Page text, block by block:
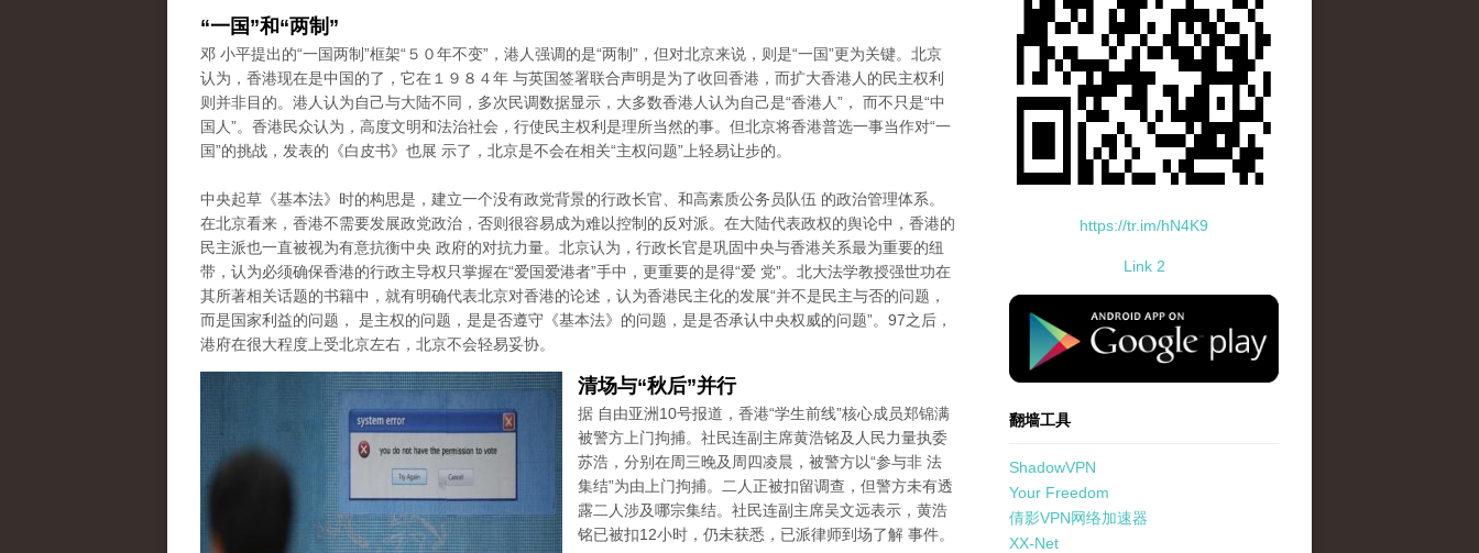
“一国”和“两制”
邓 小平提出的“一国两制”框架“５０年不变”，港人强调的是“两制”，但对北京来说，则是“一国”更为关键。北京
认为，香港现在是中国的了，它在１９８４年 与英国签署联合声明是为了收回香港，而扩大香港人的民主权利
则并非目的。港人认为自己与大陆不同，多次民调数据显示，大多数香港人认为自己是“香港人”， 而不只是“中
国人”。香港民众认为，高度文明和法治社会，行使民主权利是理所当然的事。但北京将香港普选一事当作对“一
国”的挑战，发表的《白皮书》也展 示了，北京是不会在相关“主权问题”上轻易让步的。
中央起草《基本法》时的构思是，建立一个没有政党背景的行政长官、和高素质公务员队伍 的政治管理体系。
在北京看来，香港不需要发展政党政治，否则很容易成为难以控制的反对派。在大陆代表政权的舆论中，香港的
民主派也一直被视为有意抗衡中央 政府的对抗力量。北京认为，行政长官是巩固中央与香港关系最为重要的纽
带，认为必须确保香港的行政主导权只掌握在“爱国爱港者”手中，更重要的是得“爱 党”。北大法学教授强世功在
其所著相关话题的书籍中，就有明确代表北京对香港的论述，认为香港民主化的发展“并不是民主与否的问题，
而是国家利益的问题， 是主权的问题，是是否遵守《基本法》的问题，是是否承认中央权威的问题”。97之后，
港府在很大程度上受北京左右，北京不会轻易妥协。
清场与“秋后”并行
据 自由亚洲10号报道，香港“学生前线”核心成员郑锦满
被警方上门拘捕。社民连副主席黄浩铭及人民力量执委
苏浩，分别在周三晚及周四凌晨，被警方以“参与非 法
集结”为由上门拘捕。二人正被扣留调查，但警方未有透
露二人涉及哪宗集结。社民连副主席吴文远表示，黄浩
铭已被扣12小时，仍未获悉，已派律师到场了解 事件。
https://tr.im/hN4K9
Link 2
standard-icon-googleplay-app-store.png
翻墙工具
ShadowVPN
Your Freedom
倩影VPN网络加速器
XX-Net